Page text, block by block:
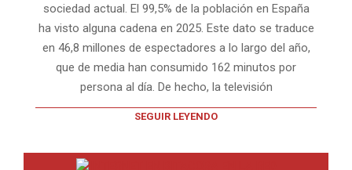
sociedad actual. El 99,5% de la población en España
ha visto alguna cadena en 2025. Este dato se traduce
en 46,8 millones de espectadores a lo largo del año,
que de media han consumido 162 minutos por
persona al día. De hecho, la televisión
SEGUIR LEYENDO